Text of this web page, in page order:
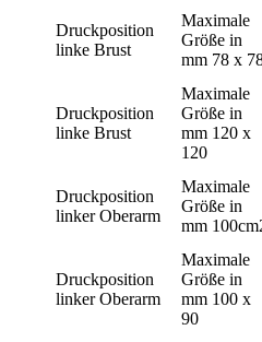
Druckposition
linke Brust
Maximale
Größe in
mm 78 x
Druckposition
linke Brust
Maximale
Größe in
mm 120 x
120
Druckposition
linker Oberarm
Maximale
Größe in
mm
Druckposition
linker Oberarm
Maximale
Größe in
mm 100 x
90